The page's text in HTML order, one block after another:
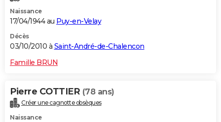
Naissance
17/04/1944 au Puy-en-Velay
Décès
03/10/2010 à Saint-André-de-Chalencon
Famille BRUN
Pierre COTTIER (78 ans)
Créer une cagnotte obsèques
Naissance